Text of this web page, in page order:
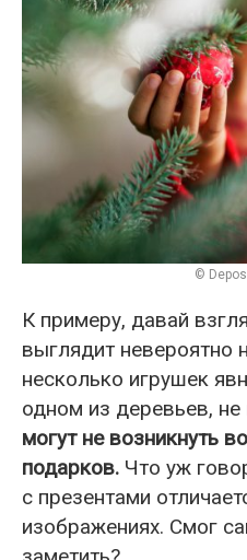
©
К примеру, давай
выглядит невероятно
несколько игрушек
одном из деревьев,
могут не возникнуть
подарков. Что уж
с презентами
изображениях. Смог